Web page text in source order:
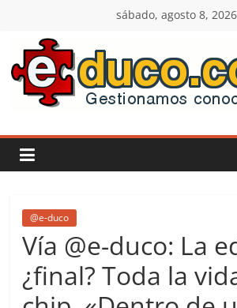
contenido
sábado, agosto 8, 2026
E-
duco:
Gestión
del
Learn
@e-duco
Vía @e-duco: La
¿final? Toda la